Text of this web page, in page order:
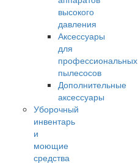
высокого
давления
Аксессуары
для
профессиональных
пылесосов
Дополнительные
аксессуары
Уборочный
инвентарь
и
моющие
средства